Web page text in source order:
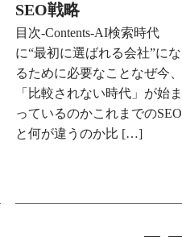
SEO戦略
目次-Contents-AI検索時代
に“最初に選ばれる会社”にな
るために必要なことなぜ今、
「比較されない時代」が始ま
っているのかこれまでのSEO
と何が違うのか比 […]